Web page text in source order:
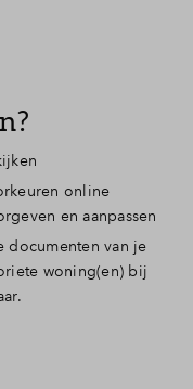
online
en aanpassen
documenten van je
woning(en) bij